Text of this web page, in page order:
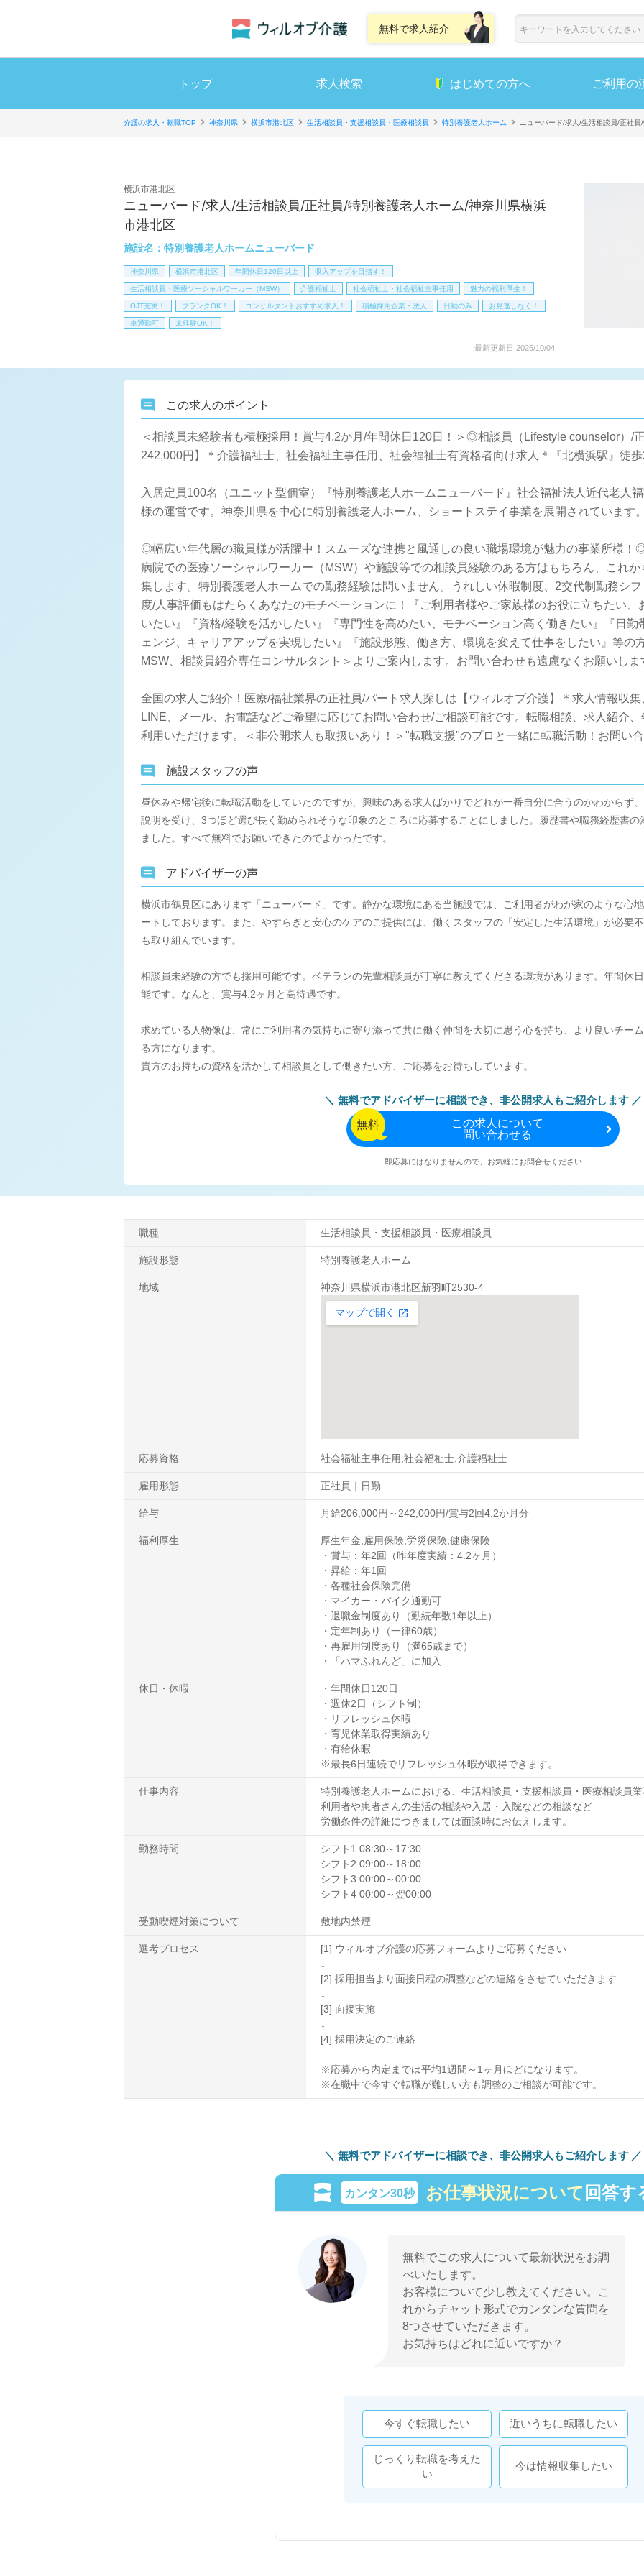
無料で求人紹介
トップ 求人検索 はじめての方へ ご利用の
介護の求人・転職TOP 神奈川県 横浜市港北区 生活相談員・支援相談員・医療相談員 特別養護老人ホーム ニューバード/求人/生活相談員/正社
ニューバード/求人/生活相談員/正社員/特別養護老人ホーム/神奈川県横浜
市港北区
施設名： 特別養護老人ホームニューバード
横浜市港北区
神奈川県 横浜市港北区 年間休日120日以上 収入アップを目指す！
生活相談員・医療ソーシャルワーカー（MSW） 介護福祉士 社会福祉士・社会福祉主事任用 魅力の福利厚生！
OJT充実！ ブランクOK！ コンサルタントおすすめ求人！ 積極採用企業・法人 日勤のみ お見逃しなく！
車通勤可 未経験OK！
最新更新日:2025/10/04
この求人のポイント
＜相談員未経験者も積極採用！賞与4.2か月/年間休日120日！＞◎相談員（Lifestyle counselor）/
242,000円】＊介護福祉士、社会福祉主事任用、社会福祉士有資格者向け求人＊『北横浜駅』徒
入居定員100名（ユニット型個室）『特別養護老人ホームニューバード』社会福祉法人近代老人
様の運営です。神奈川県を中心に特別養護老人ホーム、ショートステイ事業を展開されています
◎幅広い年代層の職員様が活躍中！スムーズな連携と風通しの良い職場環境が魅力の事業所様！
病院での医療ソーシャルワーカー（MSW）や施設等での相談員経験のある方はもちろん、これ
集します。特別養護老人ホームでの勤務経験は問いません。うれしい休暇制度、2交代制勤務シ
度/人事評価もはたらくあなたのモチベーションに！『ご利用者様やご家族様のお役に立ちたい
いたい』『資格/経験を活かしたい』『専門性を高めたい、モチベーション高く働きたい』『日
ェンジ、キャリアアップを実現したい』『施設形態、働き方、環境を変えて仕事をしたい』等の
MSW、相談員紹介専任コンサルタント＞よりご案内します。お問い合わせも遠慮なくお願いしま
全国の求人ご紹介！医療/福祉業界の正社員/パート求人探しは【ウィルオブ介護】＊求人情報収
LINE、メール、お電話などご希望に応じてお問い合わせ/ご相談可能です。転職相談、求人紹介
利用いただけます。＜非公開求人も取扱いあり！＞"転職支援"のプロと一緒に転職活動！お問い
施設スタッフの声
昼休みや帰宅後に転職活動をしていたのですが、興味のある求人ばかりでどれが一番自分に合うのかわからず
説明を受け、3つほど選び長く勤められそうな印象のところに応募することにしました。履歴書や職務経歴書
ました。すべて無料でお願いできたのでよかったです。
アドバイザーの声
横浜市鶴見区にあります「ニューバード」です。静かな環境にある当施設では、ご利用者がわが家のような心
ートしております。また、やすらぎと安心のケアのご提供には、働くスタッフの「安定した生活環境」が必要
も取り組んでいます。
相談員未経験の方でも採用可能です。ベテランの先輩相談員が丁寧に教えてくださる環境があります。年間休
能です。なんと、賞与4.2ヶ月と高待遇です。
求めている人物像は、常にご利用者の気持ちに寄り添って共に働く仲間を大切に思う心を持ち、より良いチー
る方になります。
貴方のお持ちの資格を活かして相談員として働きたい方、ご応募をお待ちしています。
無料でアドバイザーに相談でき、 非公開求人もご紹介します
無料
この求人について
問い合わせる
即応募にはなりませんので、お気軽にお問合せください
職種 生活相談員・支援相談員・医療相談員
施設形態 特別養護老人ホーム
地域 神奈川県横浜市港北区新羽町2530-4
応募資格 社会福祉主事任用,社会福祉士,介護福祉士
雇用形態 正社員｜日勤
給与 月給206,000円～242,000円/賞与2回4.2か月分
福利厚生
厚生年金,雇用保険,労災保険,健康保険
・賞与：年2回（昨年度実績：4.2ヶ月）
・昇給：年1回
・各種社会保険完備
・マイカー・バイク通勤可
・退職金制度あり（勤続年数1年以上）
・定年制あり（一律60歳）
・再雇用制度あり（満65歳まで）
・「ハマふれんど」に加入
休日・休暇
・年間休日120日
・週休2日（シフト制）
・リフレッシュ休暇
・育児休業取得実績あり
・有給休暇
※最長6日連続でリフレッシュ休暇が取得できます。
仕事内容
特別養護老人ホームにおける、生活相談員・支援相談員・医療相談員
利用者や患者さんの生活の相談や入居・入院などの相談など
労働条件の詳細につきましては面談時にお伝えします。
勤務時間
シフト1 08:30～17:30
シフト2 09:00～18:00
シフト3 00:00～00:00
シフト4 00:00～翌00:00
受動喫煙対策について 敷地内禁煙
選考プロセス
[1] ウィルオブ介護の応募フォームよりご応募ください
↓
[2] 採用担当より面接日程の調整などの連絡をさせていただきます
↓
[3] 面接実施
↓
[4] 採用決定のご連絡
※応募から内定までは平均1週間～1ヶ月ほどになります。
※在職中で今すぐ転職が難しい方も調整のご相談が可能です。
無料でアドバイザーに相談でき、 非公開求人もご紹介します
カンタン30秒 お仕事状況について 回答す
無料でこの求人について最新状況をお調
べいたします。
お客様について少し教えてください。こ
れからチャット形式でカンタンな質問を
8つさせていただきます。
お気持ちはどれに近いですか？
今すぐ転職したい 近いうちに転職したい
じっくり転職を考えた
い
今は情報収集したい